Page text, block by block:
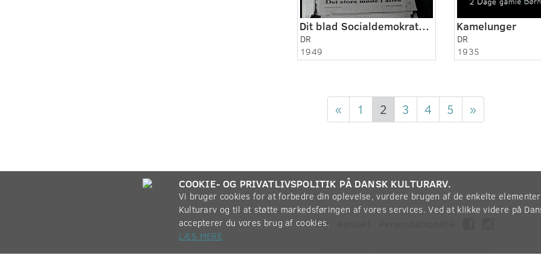
Dit blad Socialdemokraten 1949
DR
1949
Kamelunger
DR
1935
« 1 2 3 4 5 »
Om
COOKIE- OG PRIVATLIVSPOLITIK PÅ DANSK KULTURARV.
Vi bruger cookies for at forbedre din oplevelse, vurdere brugen af de enkelte
Kulturarv og til at støtte markedsføringen af vores services. Ved at klikke videre på
accepterer du vores brug af cookies.
LÆS MERE